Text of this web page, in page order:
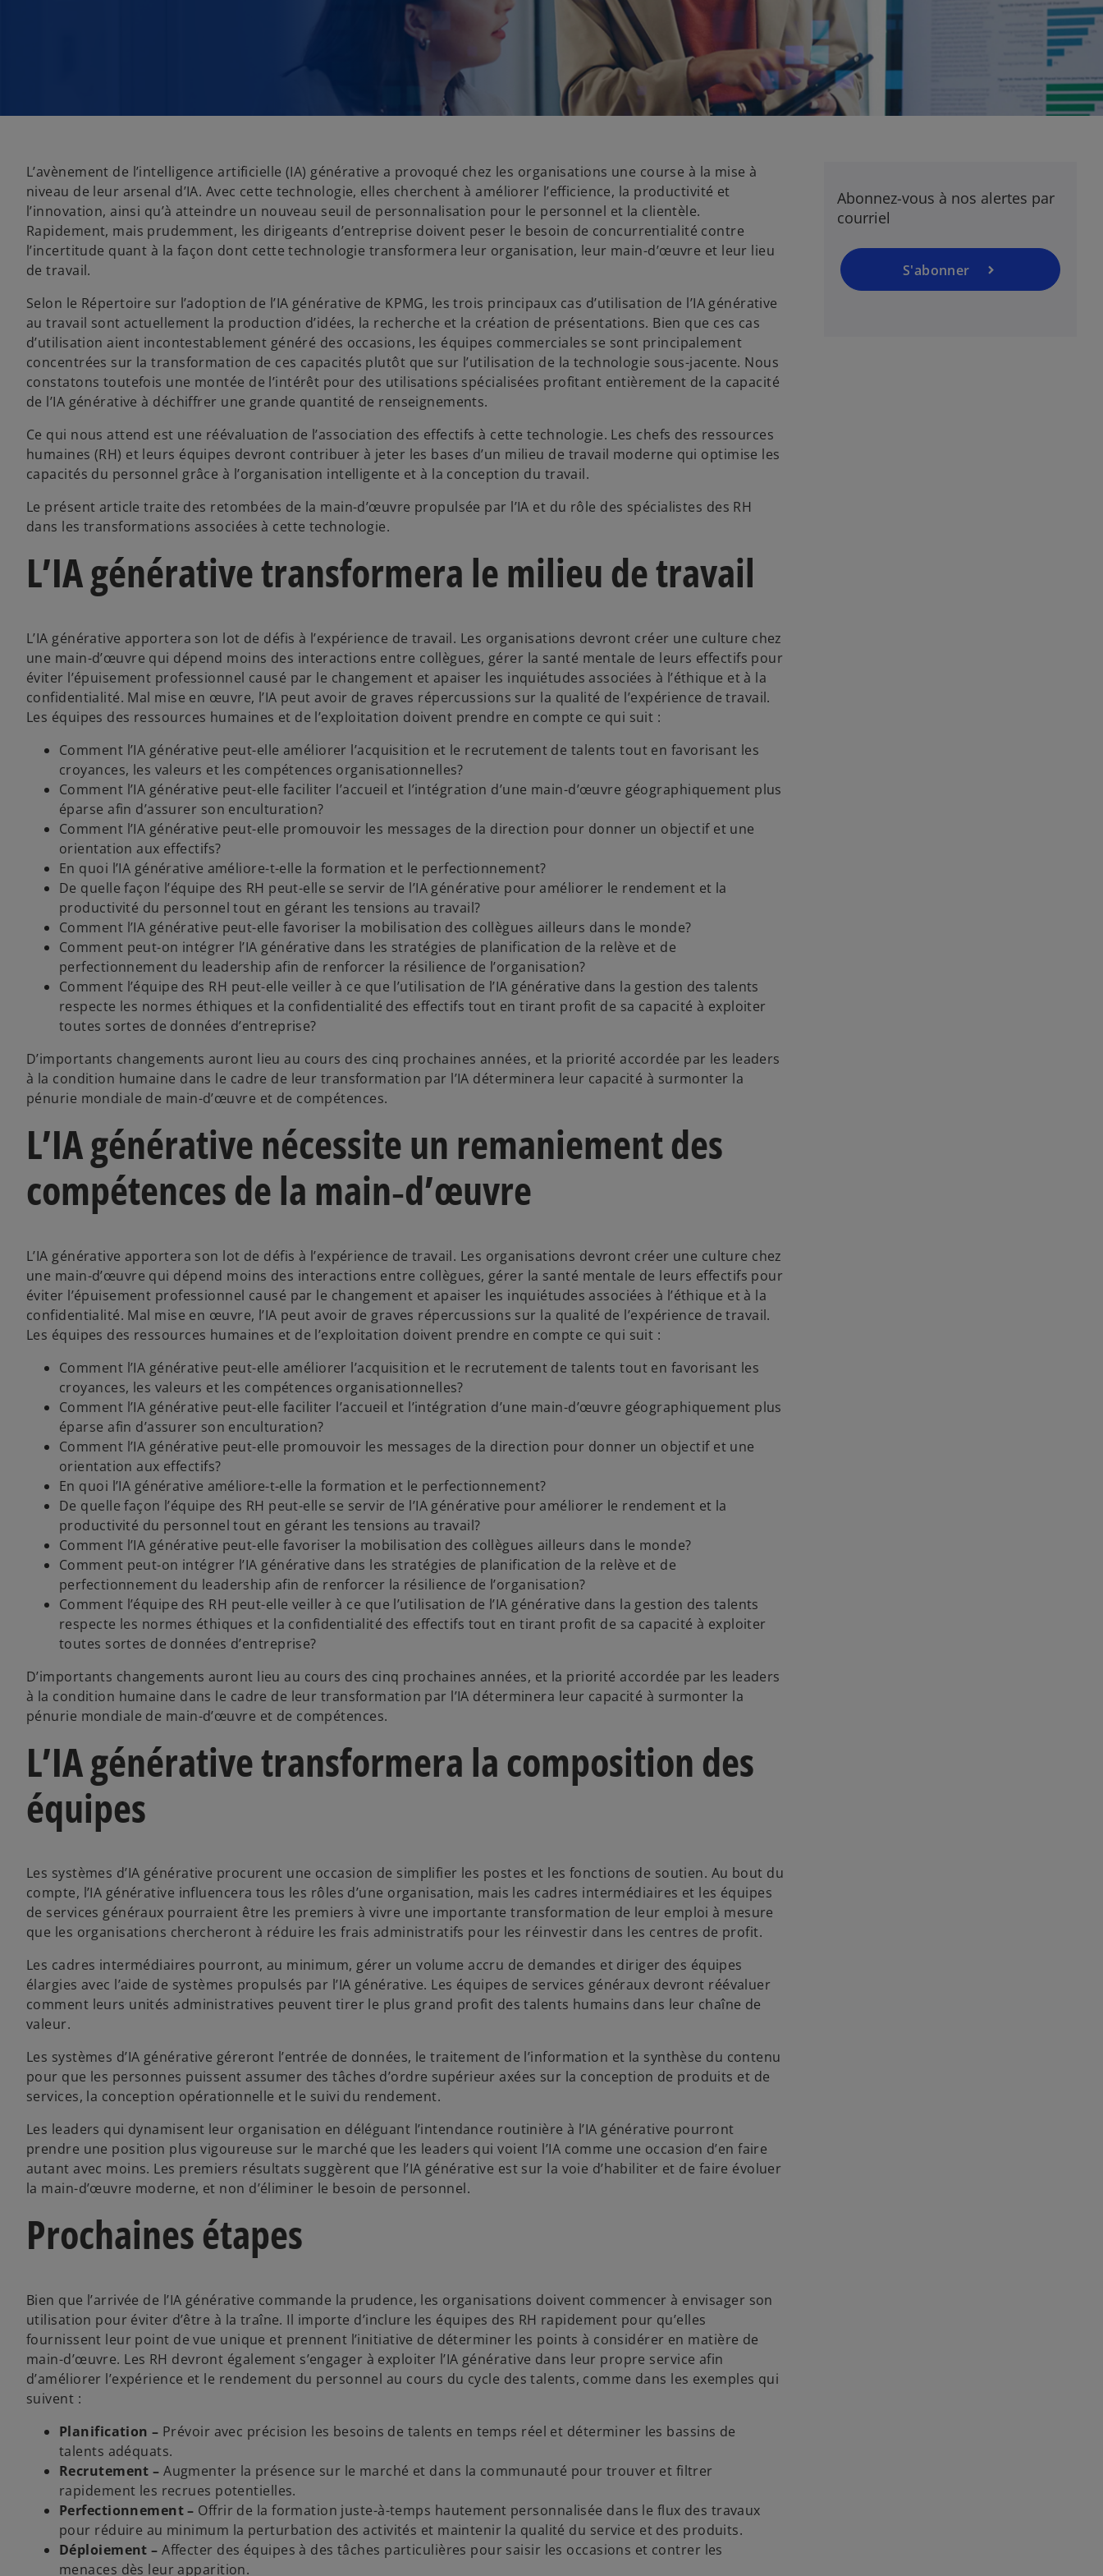
L’avènement de l’intelligence artificielle (IA) générative a provoqué chez les organisations une course à la mise à
niveau de leur arsenal d’IA. Avec cette technologie, elles cherchent à améliorer l’efficience, la productivité et
l’innovation, ainsi qu’à atteindre un nouveau seuil de personnalisation pour le personnel et la clientèle.
Rapidement, mais prudemment, les dirigeants d’entreprise doivent peser le besoin de concurrentialité contre
l’incertitude quant à la façon dont cette technologie transformera leur organisation, leur main-d’œuvre et leur lieu
de travail.
Selon le Répertoire sur l’adoption de l’IA générative de KPMG, les trois principaux cas d’utilisation de l’IA générative
au travail sont actuellement la production d’idées, la recherche et la création de présentations. Bien que ces cas
d’utilisation aient incontestablement généré des occasions, les équipes commerciales se sont principalement
concentrées sur la transformation de ces capacités plutôt que sur l’utilisation de la technologie sous-jacente. Nous
constatons toutefois une montée de l’intérêt pour des utilisations spécialisées profitant entièrement de la capacité
de l’IA générative à déchiffrer une grande quantité de renseignements.
Ce qui nous attend est une réévaluation de l’association des effectifs à cette technologie. Les chefs des ressources
humaines (RH) et leurs équipes devront contribuer à jeter les bases d’un milieu de travail moderne qui optimise les
capacités du personnel grâce à l’organisation intelligente et à la conception du travail.
Le présent article traite des retombées de la main-d’œuvre propulsée par l’IA et du rôle des spécialistes des RH
dans les transformations associées à cette technologie.
L’IA générative transformera le milieu de travail
L’IA générative apportera son lot de défis à l’expérience de travail. Les organisations devront créer une culture chez
une main-d’œuvre qui dépend moins des interactions entre collègues, gérer la santé mentale de leurs effectifs pour
éviter l’épuisement professionnel causé par le changement et apaiser les inquiétudes associées à l’éthique et à la
confidentialité. Mal mise en œuvre, l’IA peut avoir de graves répercussions sur la qualité de l’expérience de travail.
Les équipes des ressources humaines et de l’exploitation doivent prendre en compte ce qui suit :
Comment l’IA générative peut-elle améliorer l’acquisition et le recrutement de talents tout en favorisant les
croyances, les valeurs et les compétences organisationnelles?
Comment l’IA générative peut-elle faciliter l’accueil et l’intégration d’une main-d’œuvre géographiquement plus
éparse afin d’assurer son enculturation?
Comment l’IA générative peut-elle promouvoir les messages de la direction pour donner un objectif et une
orientation aux effectifs?
En quoi l’IA générative améliore-t-elle la formation et le perfectionnement?
De quelle façon l’équipe des RH peut-elle se servir de l’IA générative pour améliorer le rendement et la
productivité du personnel tout en gérant les tensions au travail?
Comment l’IA générative peut-elle favoriser la mobilisation des collègues ailleurs dans le monde?
Comment peut-on intégrer l’IA générative dans les stratégies de planification de la relève et de
perfectionnement du leadership afin de renforcer la résilience de l’organisation?
Comment l’équipe des RH peut-elle veiller à ce que l’utilisation de l’IA générative dans la gestion des talents
respecte les normes éthiques et la confidentialité des effectifs tout en tirant profit de sa capacité à exploiter
toutes sortes de données d’entreprise?
D’importants changements auront lieu au cours des cinq prochaines années, et la priorité accordée par les leaders
à la condition humaine dans le cadre de leur transformation par l’IA déterminera leur capacité à surmonter la
pénurie mondiale de main-d’œuvre et de compétences.
L’IA générative nécessite un remaniement des
compétences de la main‑d’œuvre
L’IA générative apportera son lot de défis à l’expérience de travail. Les organisations devront créer une culture chez
une main-d’œuvre qui dépend moins des interactions entre collègues, gérer la santé mentale de leurs effectifs pour
éviter l’épuisement professionnel causé par le changement et apaiser les inquiétudes associées à l’éthique et à la
confidentialité. Mal mise en œuvre, l’IA peut avoir de graves répercussions sur la qualité de l’expérience de travail.
Les équipes des ressources humaines et de l’exploitation doivent prendre en compte ce qui suit :
Comment l’IA générative peut-elle améliorer l’acquisition et le recrutement de talents tout en favorisant les
croyances, les valeurs et les compétences organisationnelles?
Comment l’IA générative peut-elle faciliter l’accueil et l’intégration d’une main-d’œuvre géographiquement plus
éparse afin d’assurer son enculturation?
Comment l’IA générative peut-elle promouvoir les messages de la direction pour donner un objectif et une
orientation aux effectifs?
En quoi l’IA générative améliore-t-elle la formation et le perfectionnement?
De quelle façon l’équipe des RH peut-elle se servir de l’IA générative pour améliorer le rendement et la
productivité du personnel tout en gérant les tensions au travail?
Comment l’IA générative peut-elle favoriser la mobilisation des collègues ailleurs dans le monde?
Comment peut-on intégrer l’IA générative dans les stratégies de planification de la relève et de
perfectionnement du leadership afin de renforcer la résilience de l’organisation?
Comment l’équipe des RH peut-elle veiller à ce que l’utilisation de l’IA générative dans la gestion des talents
respecte les normes éthiques et la confidentialité des effectifs tout en tirant profit de sa capacité à exploiter
toutes sortes de données d’entreprise?
D’importants changements auront lieu au cours des cinq prochaines années, et la priorité accordée par les leaders
à la condition humaine dans le cadre de leur transformation par l’IA déterminera leur capacité à surmonter la
pénurie mondiale de main-d’œuvre et de compétences.
L’IA générative transformera la composition des
équipes
Les systèmes d’IA générative procurent une occasion de simplifier les postes et les fonctions de soutien. Au bout du
compte, l’IA générative influencera tous les rôles d’une organisation, mais les cadres intermédiaires et les équipes
de services généraux pourraient être les premiers à vivre une importante transformation de leur emploi à mesure
que les organisations chercheront à réduire les frais administratifs pour les réinvestir dans les centres de profit.
Les cadres intermédiaires pourront, au minimum, gérer un volume accru de demandes et diriger des équipes
élargies avec l’aide de systèmes propulsés par l’IA générative. Les équipes de services généraux devront réévaluer
comment leurs unités administratives peuvent tirer le plus grand profit des talents humains dans leur chaîne de
valeur.
Les systèmes d’IA générative géreront l’entrée de données, le traitement de l’information et la synthèse du contenu
pour que les personnes puissent assumer des tâches d’ordre supérieur axées sur la conception de produits et de
services, la conception opérationnelle et le suivi du rendement.
Les leaders qui dynamisent leur organisation en déléguant l’intendance routinière à l’IA générative pourront
prendre une position plus vigoureuse sur le marché que les leaders qui voient l’IA comme une occasion d’en faire
autant avec moins. Les premiers résultats suggèrent que l’IA générative est sur la voie d’habiliter et de faire évoluer
la main-d’œuvre moderne, et non d’éliminer le besoin de personnel.
Prochaines étapes
Bien que l’arrivée de l’IA générative commande la prudence, les organisations doivent commencer à envisager son
utilisation pour éviter d’être à la traîne. Il importe d’inclure les équipes des RH rapidement pour qu’elles
fournissent leur point de vue unique et prennent l’initiative de déterminer les points à considérer en matière de
main-d’œuvre. Les RH devront également s’engager à exploiter l’IA générative dans leur propre service afin
d’améliorer l’expérience et le rendement du personnel au cours du cycle des talents, comme dans les exemples qui
suivent :
Planification – Prévoir avec précision les besoins de talents en temps réel et déterminer les bassins de
talents adéquats.
Recrutement – Augmenter la présence sur le marché et dans la communauté pour trouver et filtrer
rapidement les recrues potentielles.
Perfectionnement – Offrir de la formation juste-à-temps hautement personnalisée dans le flux des travaux
pour réduire au minimum la perturbation des activités et maintenir la qualité du service et des produits.
Déploiement – Affecter des équipes à des tâches particulières pour saisir les occasions et contrer les
menaces dès leur apparition.
Abonnez-vous à nos alertes par
courriel
S'abonner
u
r
n